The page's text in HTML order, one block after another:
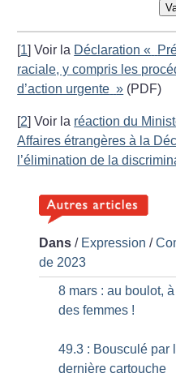
[1]Voir la Déclaration «
raciale, y compris les
d’action urgente » (PDF)
[2]Voir la réaction du
Affaires étrangères à la
l’élimination de la
Dans / Expression /
de 2023
8 mars : au boulot,
des femmes !
49.3 : Bousculé par
dernière cartouche